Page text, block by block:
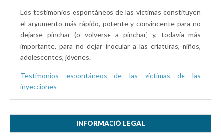
Los testimonios espontáneos de las víctimas constituyen
el argumento más rápido, potente y convincente para no
dejarse pinchar (o volverse a pinchar) y, todavía más
importante, para no dejar inocular a las criaturas, niños,
adolescentes, jóvenes.
Testimonios espontáneos de las víctimas de las
inyecciones
INFORMACIÓ LEGAL